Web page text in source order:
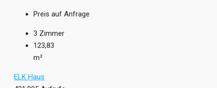
Preis auf Anfrage
3 Zimmer
123,83
m²
ELK Haus